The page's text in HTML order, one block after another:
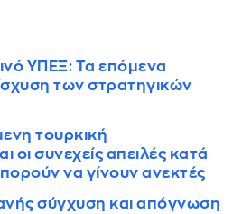
ΥΠΕΞ: Τα επόμενα
των στρατηγικών
τουρκική
οι συνεχείς απειλές κατά
να γίνουν ανεκτές
σύγχυση και απόγνωση